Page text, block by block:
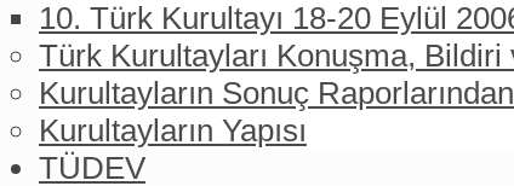
10. Türk Kurultayı 18-20 Eylül
Türk Kurultayları Konuşma,
Kurultayların Sonuç
Kurultayların Yapısı
TÜDEV